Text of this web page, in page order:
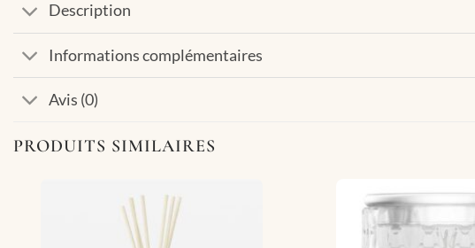
Description
Informations complémentaires
Avis (0)
PRODUITS SIMILAIRES